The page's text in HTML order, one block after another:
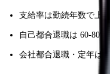
支給率は勤続年数で上
自己都合退職は 60-80%
会社都合退職・定年は満